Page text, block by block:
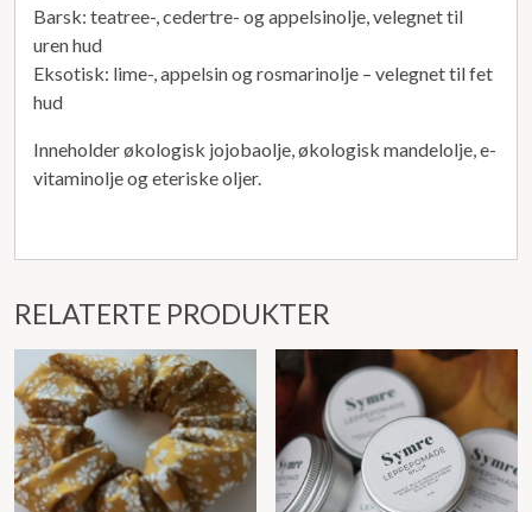
Barsk: teatree-, cedertre- og appelsinolje, velegnet til
uren hud
Eksotisk: lime-, appelsin og rosmarinolje – velegnet til fet
hud
Inneholder økologisk jojobaolje, økologisk mandelolje, e-
vitaminolje og eteriske oljer.
RELATERTE PRODUKTER